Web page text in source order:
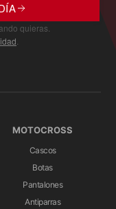
quieras.
MOTOCROSS
Cascos
Botas
Pantalones
Antiparras